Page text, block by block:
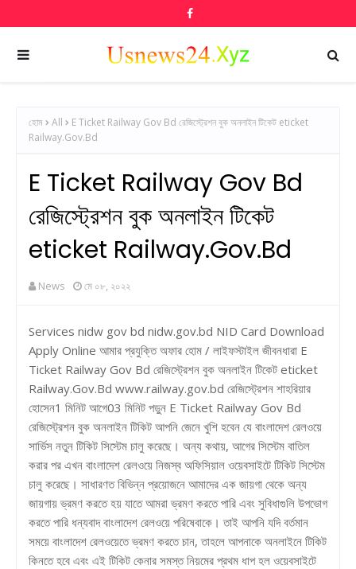
হোম All
E Ticket Railway Gov Bd রেজিস্ট্রেশন বুক অনলাইন টিকেট eticket
Railway.Gov.Bd
E Ticket Railway Gov Bd
রেজিস্ট্রেশন বুক অনলাইন টিকেট
eticket Railway.Gov.Bd
News মে ০৮, ২০২২
Services nidw gov bd nidw.gov.bd NID Card Download
Apply Online আমার প্রযুক্তি অফার হোম / লাইফস্টাইল জীবনধারা E
Ticket Railway Gov Bd রেজিস্ট্রেশন বুক অনলাইন টিকেট eticket
Railway.Gov.Bd www.railway.gov.bd রেজিস্ট্রেশন শাহরিয়ার
হোসেন1 মিনিট আগে03 মিনিট পড়ুন E Ticket Railway Gov Bd
রেজিস্ট্রেশন বুক অনলাইন টিকিট আপনি জেনে খুশি হবেন যে বাংলাদেশ রেলওয়ে
সার্ভিস নতুন টিকিট সিস্টেম চালু করেছে। অন্য কথায়, আগের সিস্টেম বাতিল
করার পর এখন বাংলাদেশ রেলওয়ে নিজস্ব অফিসিয়াল ওয়েবসাইটে টিকিট সিস্টেম
চালু করেছে। সাধারণত বিভিন্ন প্রয়োজনে আমাদের এক জায়গা থেকে অন্য
জায়গায় ভ্রমণ করতে হয় যাতে আমরা ভ্রমণ করতে পারি এবং সুবিধাগুলি উপভোগ
করতে পারি ধন্যবাদ বাংলাদেশ রেলওয়ে পরিষেবাকে। তাই আপনি যদি বর্তমান
সময়ে বাংলাদেশ রেলওয়েতে ভ্রমণ করতে চান, তাহলে আপনাকে অনলাইনে টিকিট
কিনতে হবে এবং এই টিকিট কেনার সমস্ত নিয়মের প্রথম ধাপ হল ওয়েবসাইটে